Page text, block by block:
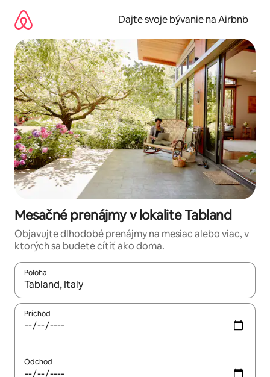
obsah.
Dajte svoje bývanie na Airbnb
Mesačné prenájmy v lokalite Tabland
Objavujte dlhodobé prenájmy na mesiac alebo viac, v
ktorých sa budete cítiť ako doma.
Poloha
Keď budú výsledky k dispozícii, môžete si ich prechádzať
Príchod
Odchod